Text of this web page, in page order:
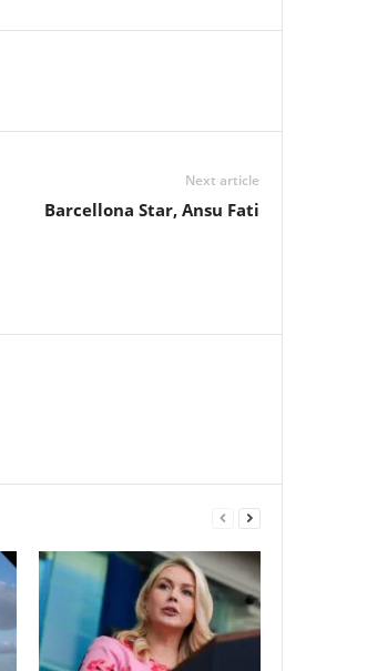
Next article
Barcellona Star, Ansu Fati